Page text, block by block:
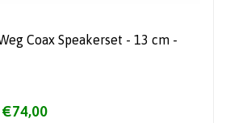
€74,00